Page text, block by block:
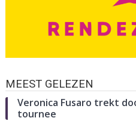
MEEST GELEZEN
Veronica Fusaro trekt
tournee